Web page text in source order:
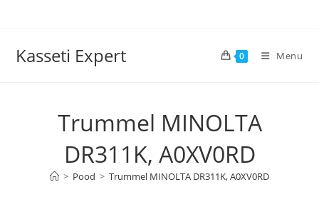
Kasseti Expert 0 Menu
Trummel MINOLTA
DR311K, A0XV0RD
> Pood > Trummel MINOLTA DR311K, A0XV0RD